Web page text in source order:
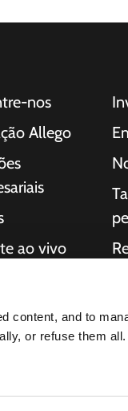
content, and to
or refuse them
nos
Allego
ao vivo